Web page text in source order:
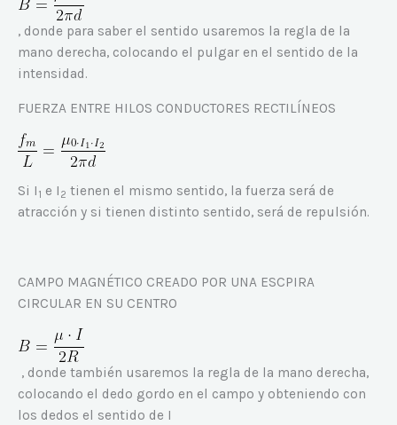
, donde para saber el sentido usaremos la regla de la
mano derecha, colocando el pulgar en el sentido de la
intensidad.
FUERZA ENTRE HILOS CONDUCTORES RECTILÍNEOS
Si I 1 e I 2 tienen el mismo sentido, la fuerza será de
atracción y si tienen distinto sentido, será de repulsión.
CAMPO MAGNÉTICO CREADO POR UNA ESCPIRA
CIRCULAR EN SU CENTRO
, donde también usaremos la regla de la mano derecha,
colocando el dedo gordo en el campo y obteniendo con
los dedos el sentido de I